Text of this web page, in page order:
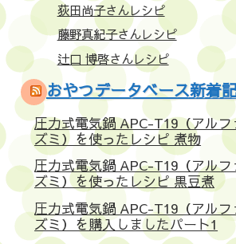
荻田尚子さんレシピ
藤野真紀子さんレシピ
辻口 博啓さんレシピ
おやつデータベース新着
圧力式電気鍋 APC-T19（アルフ
ズミ）を使ったレシピ 煮物
圧力式電気鍋 APC-T19（アルフ
ズミ）を使ったレシピ 黒豆煮
圧力式電気鍋 APC-T19（アルフ
ズミ）を購入しましたパート1